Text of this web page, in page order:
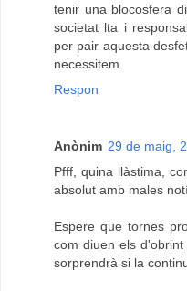
tenir una blocosfera
societat lta i
per pair aquesta
necessitem.
Respon
Anònim 29 de maig,
Pfff, quina llàstima,
absolut amb males
Espere que tornes
com diuen els
sorprendrà si la